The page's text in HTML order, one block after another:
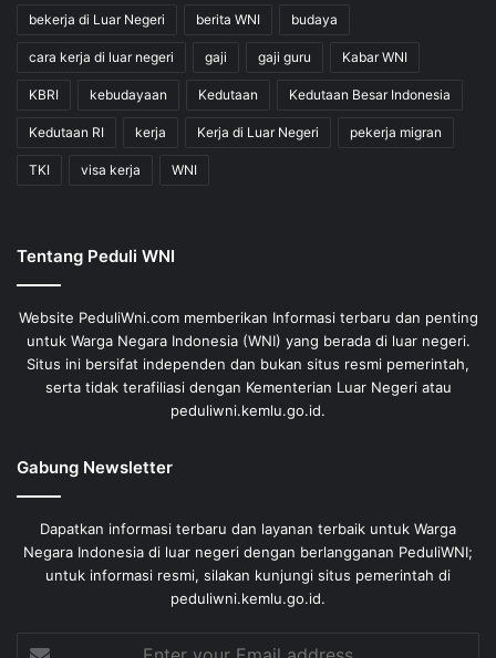
bekerja di Luar Negeri berita WNI budaya
cara kerja di luar negeri gaji gaji guru Kabar WNI
KBRI kebudayaan Kedutaan Kedutaan Besar Indonesia
Kedutaan RI kerja Kerja di Luar Negeri pekerja migran
TKI visa kerja WNI
Tentang Peduli WNI
Website PeduliWni.com memberikan Informasi terbaru dan penting
untuk Warga Negara Indonesia (WNI) yang berada di luar negeri.
Situs ini bersifat independen dan bukan situs resmi pemerintah,
serta tidak terafiliasi dengan Kementerian Luar Negeri atau
peduliwni.kemlu.go.id.
Gabung Newsletter
Dapatkan informasi terbaru dan layanan terbaik untuk Warga
Negara Indonesia di luar negeri dengan berlangganan PeduliWNI;
untuk informasi resmi, silakan kunjungi situs pemerintah di
peduliwni.kemlu.go.id.